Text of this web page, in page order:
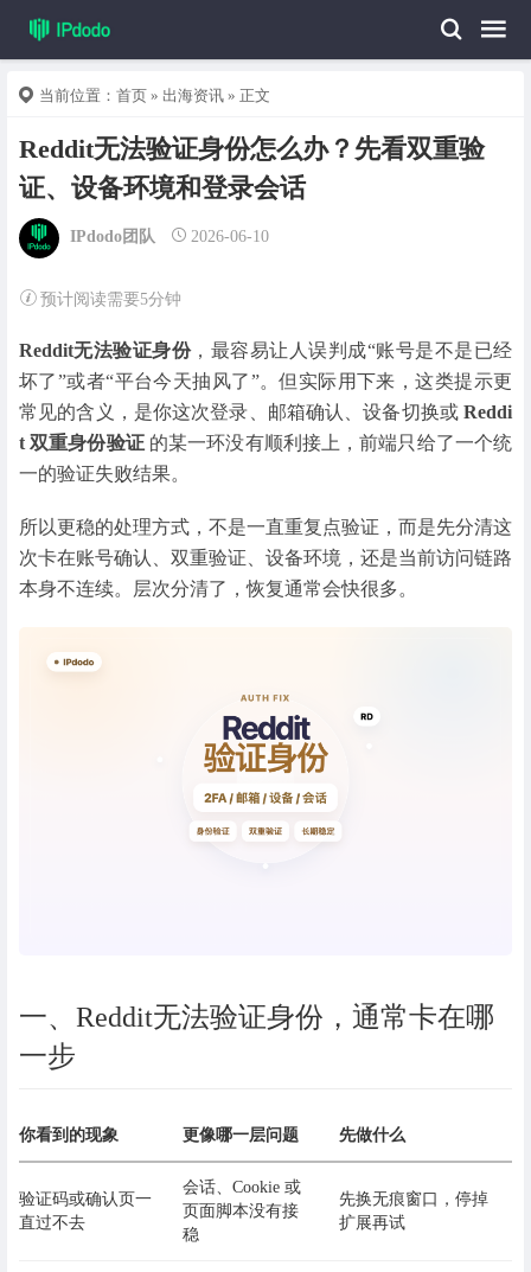
当前位置： 首页 » 出海资讯 » 正文
Reddit无法验证身份怎么办？先看双重验
证、设备环境和登录会话
IPdodo团队 2026-06-10
预计阅读需要5分钟
Reddit无法验证身份，最容易让人误判成“账号是不是已经
坏了”或者“平台今天抽风了”。但实际用下来，这类提示更
常见的含义，是你这次登录、邮箱确认、设备切换或 Reddi
t 双重身份验证的某一环没有顺利接上，前端只给了一个统
一的验证失败结果。
所以更稳的处理方式，不是一直重复点验证，而是先分清这
次卡在账号确认、双重验证、设备环境，还是当前访问链路
本身不连续。层次分清了，恢复通常会快很多。
一、Reddit无法验证身份，通常卡在哪
一步
你看到的现象 更像哪一层问题 先做什么
验证码或确认页一
直过不去
会话、Cookie 或
页面脚本没有接
稳
先换无痕窗口，停掉
扩展再试